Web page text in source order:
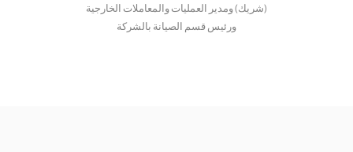
(شريك) ومدير العمليات والمعاملات الخارجية
ورئيس قسم الصيانة بالشركة